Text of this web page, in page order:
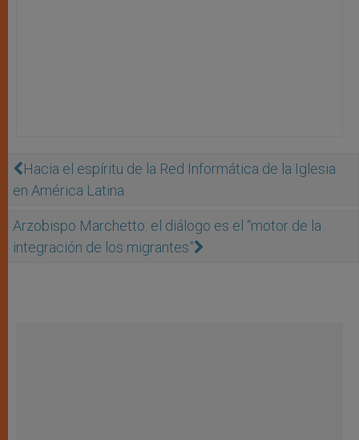
Hacia el espíritu de la Red Informática de la Iglesia
en América Latina
Arzobispo Marchetto: el diálogo es el “motor de la
integración de los migrantes”